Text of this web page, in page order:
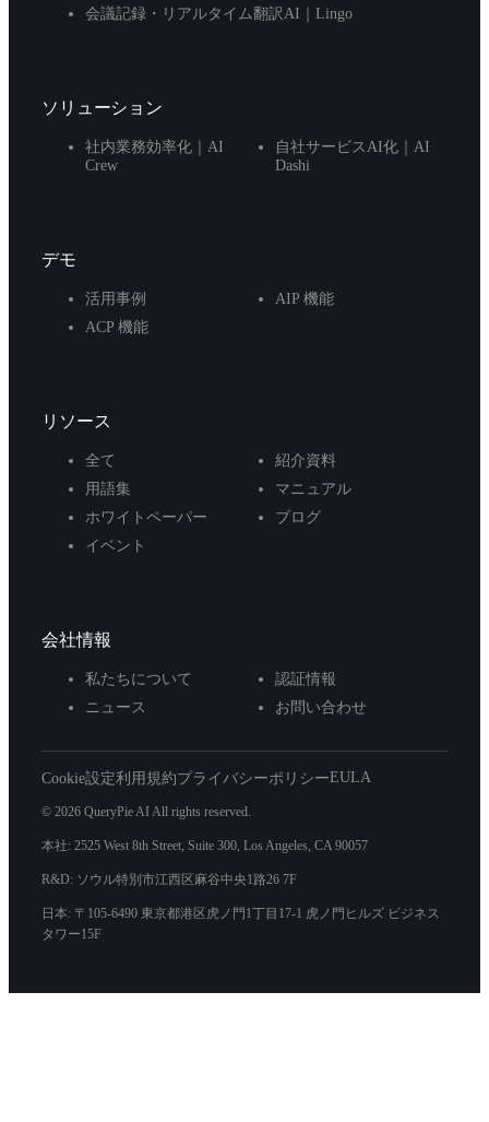
会議記録・リアルタイム翻訳AI｜Lingo
ソリューション
社内業務効率化｜AI
Crew
自社サービスAI化｜AI
Dashi
デモ
活用事例
AIP 機能
ACP 機能
リソース
全て
紹介資料
用語集
マニュアル
ホワイトペーパー
ブログ
イベント
会社情報
私たちについて
認証情報
ニュース
お問い合わせ
Cookie設定利用規約プライバシーポリシーEULA
© 2026 QueryPie AI All rights reserved.
本社: 2525 West 8th Street, Suite 300, Los Angeles, CA 90057
R&D: ソウル特別市江西区麻谷中央1路26 7F
日本: 〒105-6490 東京都港区虎ノ門1丁目17-1 虎ノ門ヒルズ ビジネス
タワー15F